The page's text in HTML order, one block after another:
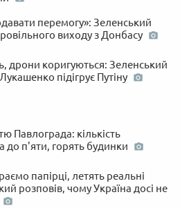
перемогу»: Зеленський
виходу з Донбасу
дрони коригуються: Зеленський
підігрує Путіну
Павлограда: кількість
до п'яти, горять будинки
папірці, летять реальні
розповів, чому Україна досі не